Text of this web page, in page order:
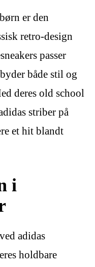
er den
retro-design
passer
både stil og
deres old school
striber på
et hit blandt
i
adidas
holdbare